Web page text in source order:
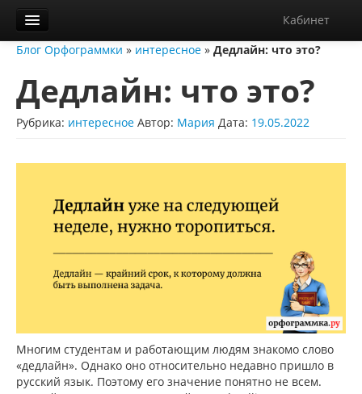
Кабинет
Орфограммка
Библиотека
Блог
Справка
Блог Орфограммки » интересное » Дедлайн: что это?
Дедлайн: что это?
Рубрика: интересное Автор: Мария Дата: 19.05.2022
Многим студентам и работающим людям знакомо слово
«дедлайн». Однако оно относительно недавно пришло в
русский язык. Поэтому его значение понятно не всем.